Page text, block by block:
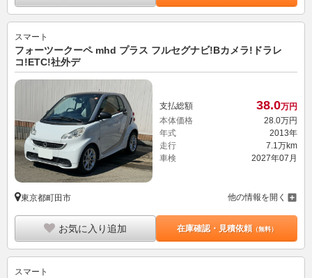
スマート
フォーツークーペ mhd プラス フルセグナビ!Bカメラ!ドラレ
コ!ETC!社外デ
支払総額 38.0万円
本体価格
28. 0万円
年式
2013年
走行
7.1万km
車検
2027年07月
東京都町田市 他の情報を開く
お気に入り追加 在庫確認・見積依頼（無料）
スマート